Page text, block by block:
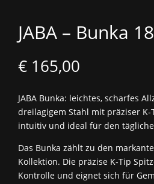
JABA – Bunka
€ 165,00
JABA Bunka: leichtes, scharfes
dreilagigem Stahl mit präziser
intuitiv und ideal für den
Das Bunka zählt zu den
Kollektion. Die präzise K‑Tip
Kontrolle und eignet sich für